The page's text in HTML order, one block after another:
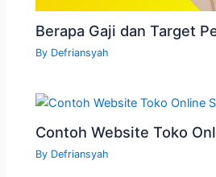
Berapa Gaji dan Target
By Defriansyah
Contoh Website Toko
By Defriansyah